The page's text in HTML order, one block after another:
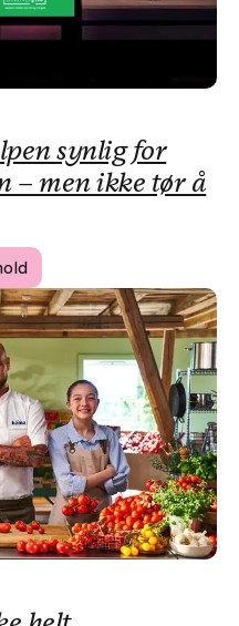
synlig for
– men ikke tør å